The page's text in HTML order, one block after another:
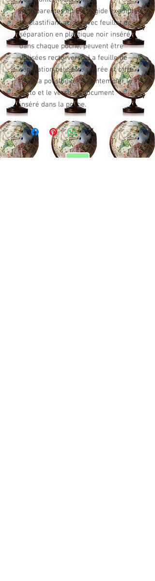
transparentes en PVC rigide exempt
de plastifiant acide, avec feuillet de
séparation en plastique noir inséré
dans chaque poche, peuvent être
utilisées recto-verso. La feuille de
séparation peut être retirée et offre
ainsi la possibilité de contempler le
recto et le verso du document
inséré dans la poche.